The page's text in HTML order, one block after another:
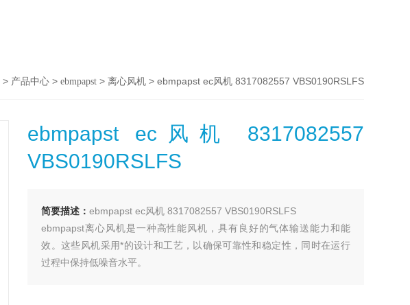
> 产品中心> ebmpapst> 离心风机> ebmpapst ec风机 8317082557 VBS0190RSLFS
ebmpapst ec风机 8317082557
VBS0190RSLFS
简要描述：ebmpapst ec风机 8317082557 VBS0190RSLFS
ebmpapst离心风机是一种高性能风机，具有良好的气体输送能力和能
效。这些风机采用*的设计和工艺，以确保可靠性和稳定性，同时在运行
过程中保持低噪音水平。